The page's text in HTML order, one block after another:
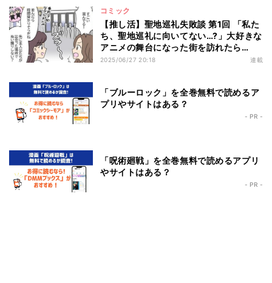
コミック
【推し活】聖地巡礼失敗談 第1回 「私た
ち、聖地巡礼に向いてない…?」大好きな
アニメの舞台になった街を訪れたら…
2025/06/27 20:18 連載
「ブルーロック」を全巻無料で読めるア
プリやサイトはある？
- PR -
「呪術廻戦」を全巻無料で読めるアプリ
やサイトはある？
- PR -